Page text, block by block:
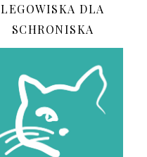
LEGOWISKA DLA
SCHRONISKA